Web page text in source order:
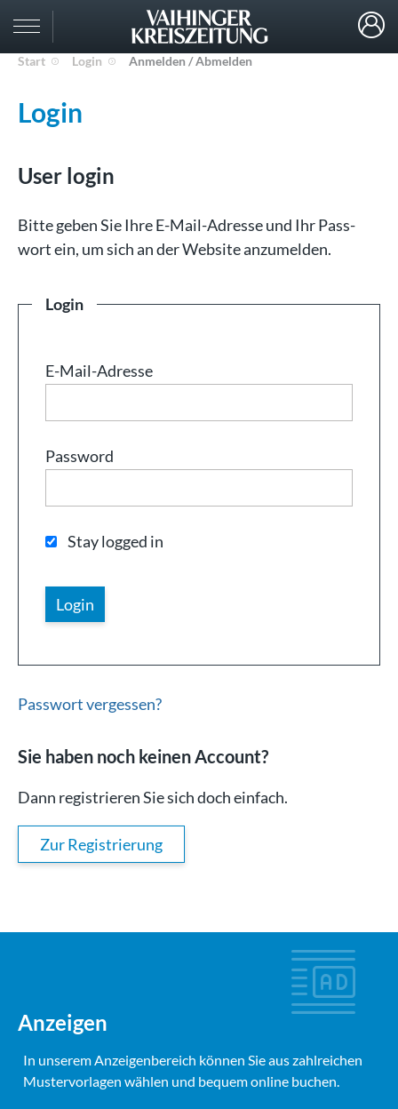
Start Login Anmelden / Abmelden
Login
User login
Bit­te ge­ben Sie Ih­re E-Mail-Adresse und Ihr Pass­
wort ein, um sich an der Web­site an­zu­mel­den.
Login
E-Mail-Adresse
Password
Stay logged in
Passwort vergessen?
Sie haben noch keinen Account?
Dann registrieren Sie sich doch einfach.
Zur Registrierung
Anzeigen
In unserem Anzeigenbereich können Sie aus zahlreichen
Mustervorlagen wählen und bequem online buchen.